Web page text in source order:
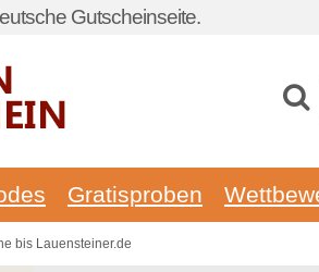
Gutscheinseite.
Gratisproben
bis Lauensteiner.de